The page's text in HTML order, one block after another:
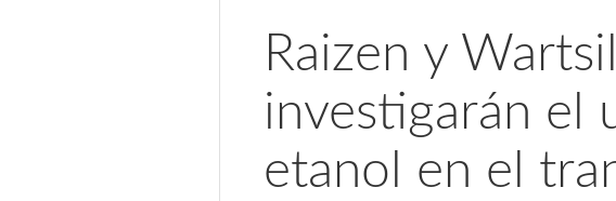
Raizen y
investigarán el
etanol en el